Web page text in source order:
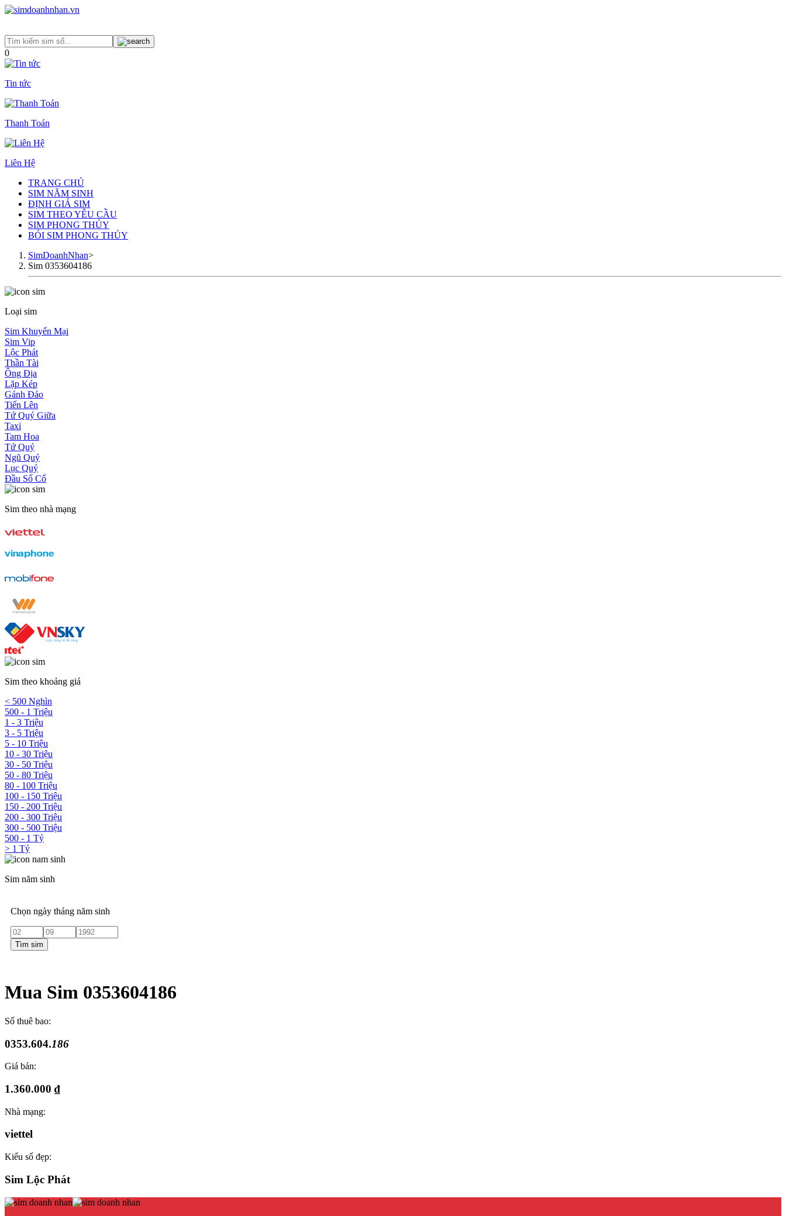
0
Tin tức
Thanh Toán
Liên Hệ
TRANG CHỦ
SIM NĂM SINH
ĐỊNH GIÁ SIM
SIM THEO YÊU CẦU
SIM PHONG THỦY
BÓI SIM PHONG THỦY
SimDoanhNhan>
Sim 0353604186
Loại sim
Sim Khuyến Mại
Sim Vip
Lộc Phát
Thần Tài
Ông Địa
Lặp Kép
Gánh Đảo
Tiến Lên
Tứ Quý Giữa
Taxi
Tam Hoa
Tứ Quý
Ngũ Quý
Lục Quý
Đầu Số Cổ
Sim theo nhà mạng
Sim theo khoảng giá
< 500 Nghìn
500 - 1 Triệu
1 - 3 Triệu
3 - 5 Triệu
5 - 10 Triệu
10 - 30 Triệu
30 - 50 Triệu
50 - 80 Triệu
80 - 100 Triệu
100 - 150 Triệu
150 - 200 Triệu
200 - 300 Triệu
300 - 500 Triệu
500 - 1 Tỷ
> 1 Tỷ
Sim năm sinh
Chọn ngày tháng năm sinh
Tìm sim
Mua Sim 0353604186
Số thuê bao:
0353.604.186
Giá bán:
1.360.000 ₫
Nhà mạng:
viettel
Kiểu số đẹp:
Sim Lộc Phát